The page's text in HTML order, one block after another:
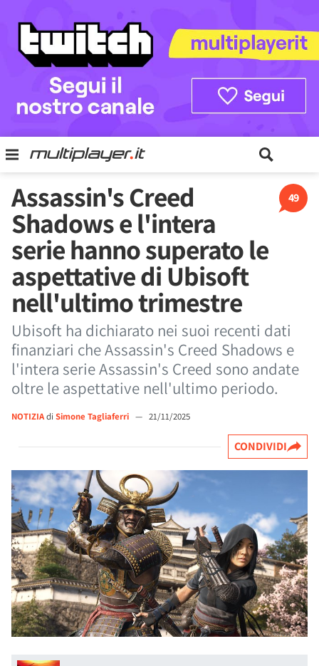
49
Assassin's Creed
Shadows e l'intera
serie hanno superato le
aspettative di Ubisoft
nell'ultimo trimestre
Ubisoft ha dichiarato nei suoi recenti dati
finanziari che Assassin's Creed Shadows e
l'intera serie Assassin's Creed sono andate
oltre le aspettative nell'ultimo periodo.
NOTIZIAdi Simone Tagliaferri — 21/11/2025
CONDIVIDI